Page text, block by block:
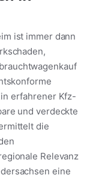
ist immer dann
erfahrener Kfz-
und verdeckte
die
Relevanz
eine